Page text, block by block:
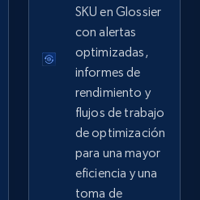
code, Model number,
name, Manufacturer,
Comenzar ahora
data on products
SKU en Glossier
con alertas
optimizadas,
informes de
rendimiento y
flujos de trabajo
de optimización
para una mayor
eficiencia y una
toma de